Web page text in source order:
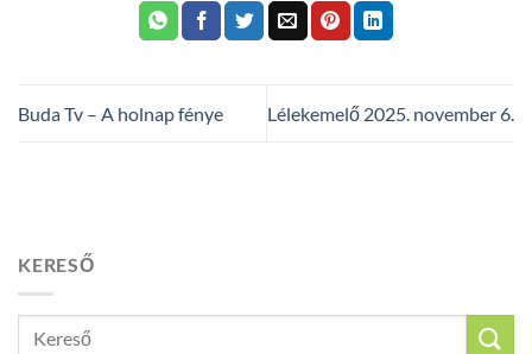
Buda Tv – A holnap fénye Lélekemelő 2025. november 6.
KERESŐ